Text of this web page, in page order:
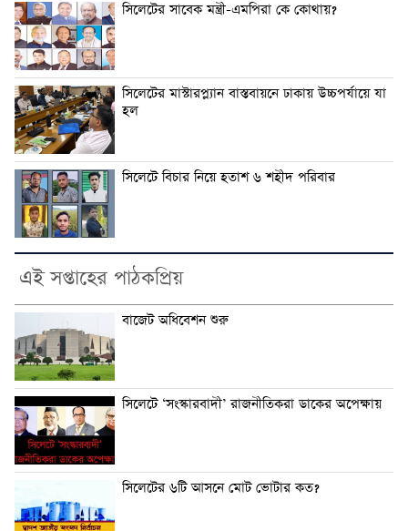
সিলেটের সাবেক মন্ত্রী-এমপিরা কে কোথায়?
সিলেটের মাস্টারপ্ল্যান বাস্তবায়নে ঢাকায় উচ্চপর্যায়ে যা
হল
সিলেটে বিচার নিয়ে হতাশ ৬ শহীদ পরিবার
এই সপ্তাহের পাঠকপ্রিয়
বাজেট অধিবেশন শুরু
সিলেটে ‘সংস্কারবাদী’ রাজনীতিকরা ডাকের অপেক্ষায়
সিলেটের ৬টি আসনে মোট ভোটার কত?